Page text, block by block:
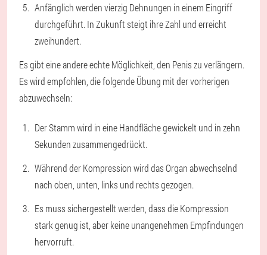
Anfänglich werden vierzig Dehnungen in einem Eingriff
durchgeführt. In Zukunft steigt ihre Zahl und erreicht
zweihundert.
Es gibt eine andere echte Möglichkeit, den Penis zu verlängern.
Es wird empfohlen, die folgende Übung mit der vorherigen
abzuwechseln:
Der Stamm wird in eine Handfläche gewickelt und in zehn
Sekunden zusammengedrückt.
Während der Kompression wird das Organ abwechselnd
nach oben, unten, links und rechts gezogen.
Es muss sichergestellt werden, dass die Kompression
stark genug ist, aber keine unangenehmen Empfindungen
hervorruft.